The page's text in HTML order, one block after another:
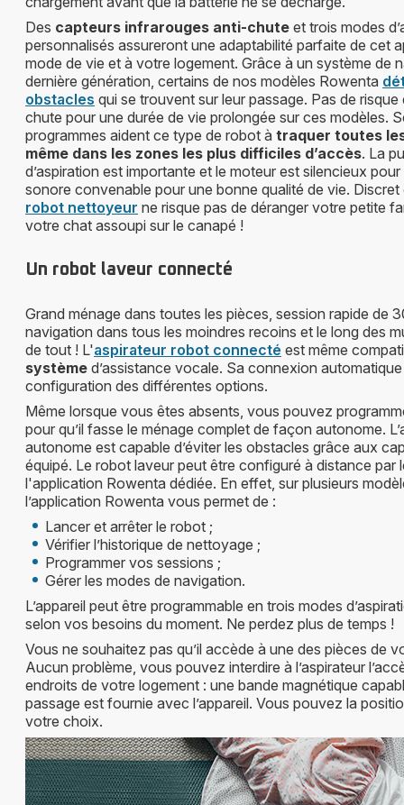
Des capteurs infrarouges anti-chute et trois modes
personnalisés assureront une adaptabilité parfaite de cet
mode de vie et à votre logement. Grâce à un système de
dernière génération, certains de nos modèles Rowenta
obstacles qui se trouvent sur leur passage. Pas de
chute pour une durée de vie prolongée sur ces modèles.
programmes aident ce type de robot à traquer toutes
même dans les zones les plus difficiles d’accès. La
d’aspiration est importante et le moteur est silencieux
sonore convenable pour une bonne qualité de vie.
robot nettoyeur ne risque pas de déranger votre petite
votre chat assoupi sur le canapé !
Un robot laveur connecté
Grand ménage dans toutes les pièces, session rapide de
navigation dans tous les moindres recoins et le long des
de tout ! L'aspirateur robot connecté est même
système d’assistance vocale. Sa connexion
configuration des différentes options.
Même lorsque vous êtes absents, vous pouvez
pour qu’il fasse le ménage complet de façon autonome.
autonome est capable d’éviter les obstacles grâce aux
équipé. Le robot laveur peut être configuré à distance par
l'application Rowenta dédiée. En effet, sur plusieurs
l’application Rowenta vous permet de :
Lancer et arrêter le robot ;
Vérifier l’historique de nettoyage ;
Programmer vos sessions ;
Gérer les modes de navigation.
L’appareil peut être programmable en trois modes
selon vos besoins du moment. Ne perdez plus de temps !
Vous ne souhaitez pas qu’il accède à une des pièces de
Aucun problème, vous pouvez interdire à l’aspirateur
endroits de votre logement : une bande magnétique
passage est fournie avec l’appareil. Vous pouvez la
votre choix.